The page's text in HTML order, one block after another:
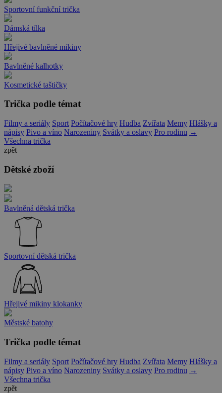
Sportovní funkční trička
Dámská tílka
Hřejivé bavlněné mikiny
Bavlněné kalhotky
Kosmetické taštičky
Trička podle témat
Filmy a seriály Sport Počítačové hry Hudba Zvířata Memy Hlášky a
nápisy Pivo a víno Narozeniny Svátky a oslavy Pro rodinu →
Všechna trička
zpět
Dětské zboží
Bavlněná dětská trička
Sportovní dětská trička
Hřejivé mikiny klokanky
Městské batohy
Trička podle témat
Filmy a seriály Sport Počítačové hry Hudba Zvířata Memy Hlášky a
nápisy Pivo a víno Narozeniny Svátky a oslavy Pro rodinu →
Všechna trička
zpět